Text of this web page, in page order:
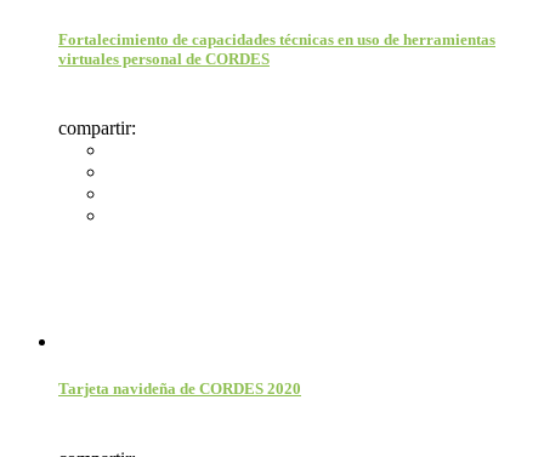
Fortalecimiento de capacidades técnicas en uso de herramientas
virtuales personal de CORDES
compartir:
Tarjeta navideña de CORDES 2020